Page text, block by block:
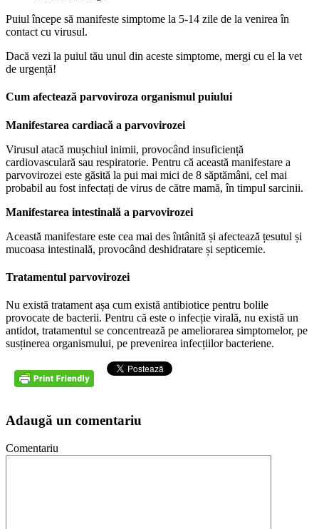
Puiul începe să manifeste simptome la 5-14 zile de la venirea în
contact cu virusul.
Dacă vezi la puiul tău unul din aceste simptome, mergi cu el la vet
de urgență!
Cum afectează parvoviroza organismul puiului
Manifestarea cardiacă a parvovirozei
Virusul atacă mușchiul inimii, provocând insuficiență
cardiovasculară sau respiratorie. Pentru că această manifestare a
parvovirozei este găsită la pui mai mici de 8 săptămâni, cel mai
probabil au fost infectați de virus de către mamă, în timpul sarcinii.
Manifestarea intestinală a parvovirozei
Această manifestare este cea mai des întânită și afectează țesutul și
mucoasa intestinală, provocând deshidratare și septicemie.
Tratamentul parvovirozei
Nu există tratament așa cum există antibiotice pentru bolile
provocate de bacterii. Pentru că este o infecție virală, nu există un
antidot, tratamentul se concentrează pe ameliorarea simptomelor, pe
susținerea organismului, pe prevenirea infecțiilor bacteriene.
Adaugă un comentariu
Comentariu